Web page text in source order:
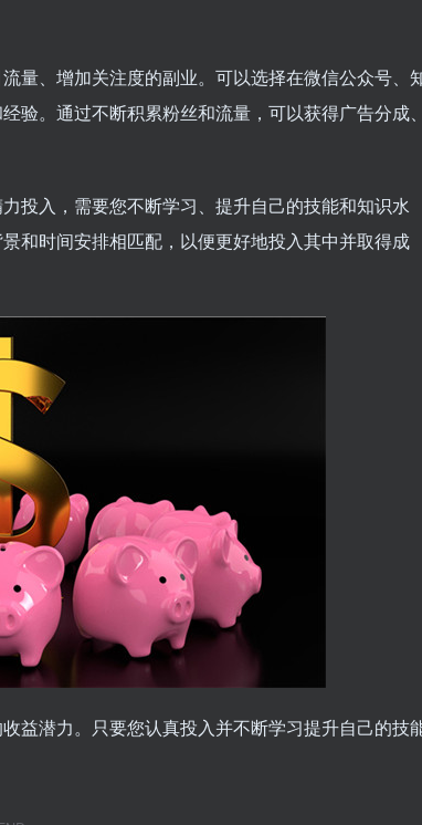
量、增加关注度的副业。可以选择在微信公众号、
验。通过不断积累粉丝和流量，可以获得广告分成
投入，需要您不断学习、提升自己的技能和知识水
和时间安排相匹配，以便更好地投入其中并取得成
益潜力。只要您认真投入并不断学习提升自己的技